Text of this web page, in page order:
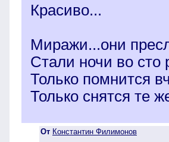
Красиво...
Миражи...они
Стали ночи во сто
Только помнится
Только снятся те
От Константин Филимонов